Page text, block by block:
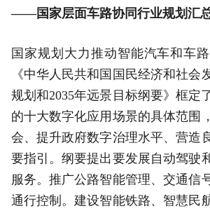
——国家层面车路协同行业规划汇
国家规划大力推动智能汽车和车
《中华人民共和国国民经济和社会
规划和2035年远景目标纲要》框定
的十大数字化应用场景的具体范围
会、提升政府数字治理水平、营造
要指引。纲要提出要发展自动驾驶
服务。推广公路智能管理、交通信
通行控制。建设智能铁路、智慧民